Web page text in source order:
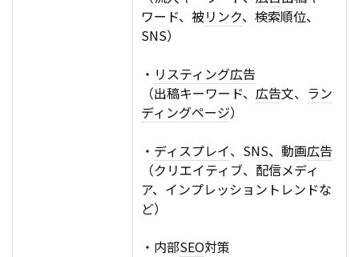
ワード、被リンク、検索順位、
SNS）
・ リスティング広告
（出稿キーワード、 広告文、 ラン
ディングページ）
・ ディスプレイ、SNS、動画広告
（クリエイティブ、配信メディ
ア、インプレッショントレンドな
ど）
・内部SEO対策